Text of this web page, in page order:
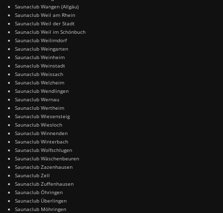
Saunaclub Wangen (Allgäu)
Saunaclub Weil am Rhein
Saunaclub Weil der Stadt
Saunaclub Weil im Schönbuch
Saunaclub Weilimdorf
Saunaclub Weingarten
Saunaclub Weinheim
Saunaclub Weinstadt
Saunaclub Weissach
Saunaclub Welzheim
Saunaclub Wendlingen
Saunaclub Wernau
Saunaclub Wertheim
Saunaclub Wiesensteig
Saunaclub Wiesloch
Saunaclub Winnenden
Saunaclub Winterbach
Saunaclub Wolfschlugen
Saunaclub Wäschenbeuren
Saunaclub Zazenhausen
Saunaclub Zell
Saunaclub Zuffenhausen
Saunaclub Öhringen
Saunaclub Überlingen
Saunaclub Möhringen